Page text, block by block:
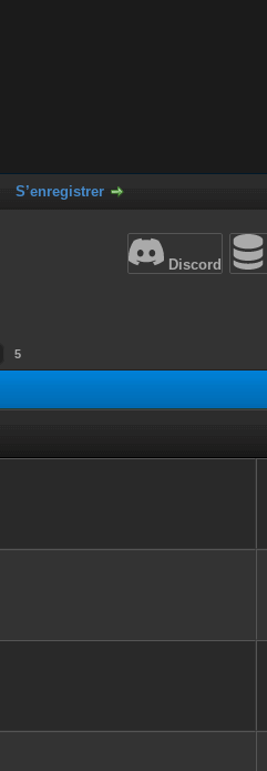
S’enregistrer
Discord
5